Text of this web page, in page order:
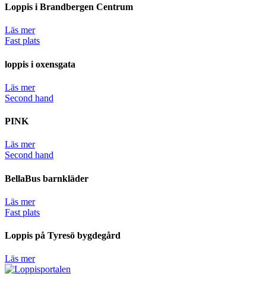
Loppis i Brandbergen Centrum
Läs mer
Fast plats
loppis i oxensgata
Läs mer
Second hand
PINK
Läs mer
Second hand
BellaBus barnkläder
Läs mer
Fast plats
Loppis på Tyresö bygdegård
Läs mer